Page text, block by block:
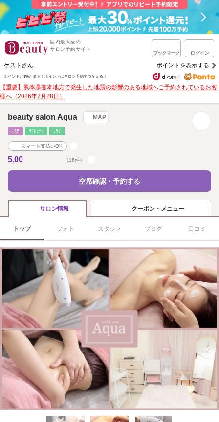
国内最大級の
サロン予約サイト
ブックマーク ログイン
ゲストさん ポイントを表示する
ポイントが1%たまる！ ポイントはサロン予約でつかえる！
【重要】熊本県熊本地方で発生した地震の影響のある地域へご予約されているお客
様へ（2026年7月28日）
beauty salon Aqua MAP
ｴｽﾃ ﾘﾌﾚｯｼｭ ﾘﾗｸ
スマート支払いOK
5.00 （16件）
空席確認・予約する
サロン情報 クーポン・メニュー
トップ フォト スタッフ ブログ 口コミ